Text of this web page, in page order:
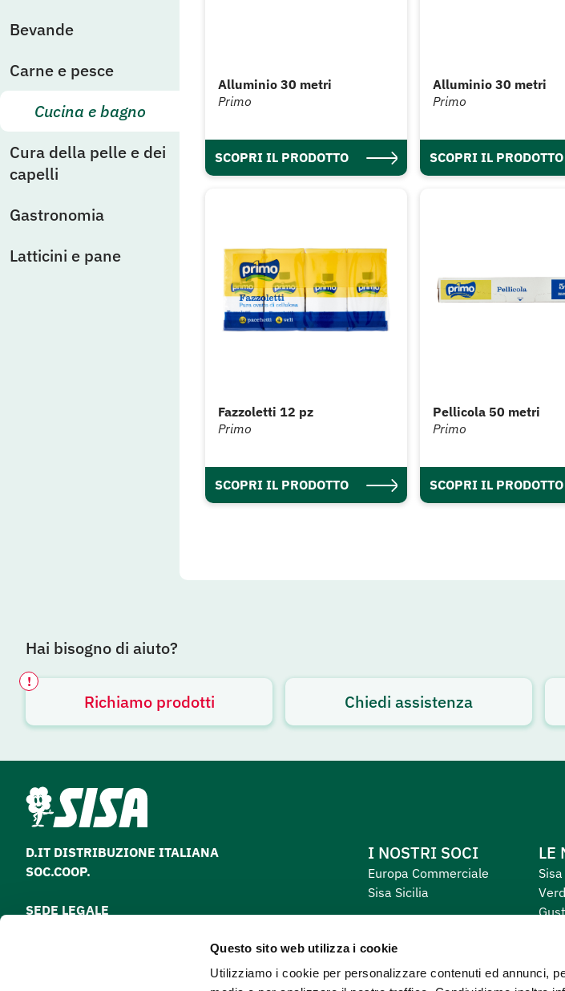
Questo sito web utilizza i cookie
Utilizziamo i cookie per personalizzare contenuti ed annunci,
Bevande
Carne e pesce
Cucina e bagno
Cura della pelle e dei
capelli
Gastronomia
Latticini e pane
Alluminio 30 metri
Primo
SCOPRI IL PRODOTTO
Alluminio 30 metri
Primo
SCOPRI IL PRODOTTO
Fazzoletti 12 pz
Primo
SCOPRI IL PRODOTTO
Pellicola 50 metri
Primo
SCOPRI IL PRODOTTO
Hai bisogno di aiuto?
Richiamo prodotti
!
Avviso attivo
Chiedi assistenza
D.IT DISTRIBUZIONE ITALIANA
SOC.COOP.
SEDE LEGALE
I NOSTRI SOCI
Europa Commerciale
Sisa Sicilia
LE
Sisa